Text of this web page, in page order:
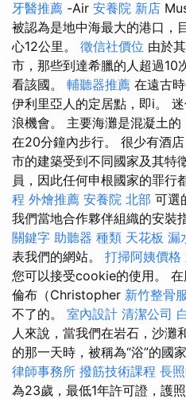
牙醫推薦 -Air 安養院 新店
被認為是地中海最大的港口，
心12公里。 徵信社價位 由於
市，那些到達希臘的人超過10
看該國。 輔聽器推薦 在遠古
伊利里亞人的定居點，即i。
浪機會。 主要海灘是混凝土
在20分鐘內步行。 很少有酒
市的建築受到不同國家及其特
員，因此任何申根國家的罪行
程 外燴推薦 安養院 北部 可選
我們當地合作夥伴組織的安裝
關鍵字 助聽器 種類 天花板 漏
表我們的網站。 打掃阿姨價格
您可以接受cookie的使用。 在
倫布（Christopher 新竹整骨
不了的。 室內設計 清潔公司
人來說，當我們在岩石，沙灘
的那一天時，被稱為“浴”的國
律師事務所 撥筋技術課程 長
為23歲，最低1年許可證，護